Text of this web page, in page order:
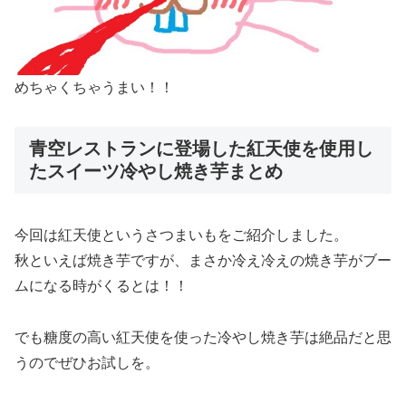
めちゃくちゃうまい！！
青空レストランに登場した紅天使を使用し
たスイーツ冷やし焼き芋まとめ
今回は紅天使というさつまいもをご紹介しました。
秋といえば焼き芋ですが、まさか冷え冷えの焼き芋がブー
ムになる時がくるとは！！
でも糖度の高い紅天使を使った冷やし焼き芋は絶品だと思
うのでぜひお試しを。